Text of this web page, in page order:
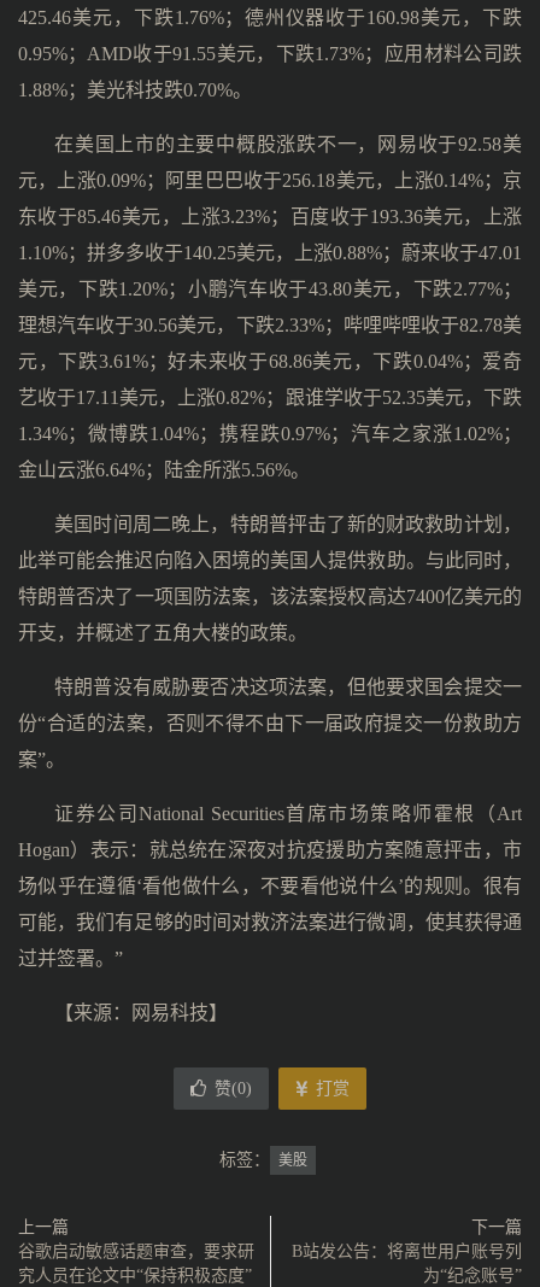
425.46美元，下跌1.76%；德州仪器收于160.98美元，下跌
0.95%；AMD收于91.55美元，下跌1.73%；应用材料公司跌
1.88%；美光科技跌0.70%。
在美国上市的主要中概股涨跌不一，网易收于92.58美
元，上涨0.09%；阿里巴巴收于256.18美元，上涨0.14%；京
东收于85.46美元，上涨3.23%；百度收于193.36美元，上涨
1.10%；拼多多收于140.25美元，上涨0.88%；蔚来收于47.01
美元，下跌1.20%；小鹏汽车收于43.80美元，下跌2.77%；
理想汽车收于30.56美元，下跌2.33%；哔哩哔哩收于82.78美
元，下跌3.61%；好未来收于68.86美元，下跌0.04%；爱奇
艺收于17.11美元，上涨0.82%；跟谁学收于52.35美元，下跌
1.34%；微博跌1.04%；携程跌0.97%；汽车之家涨1.02%；
金山云涨6.64%；陆金所涨5.56%。
美国时间周二晚上，特朗普抨击了新的财政救助计划，
此举可能会推迟向陷入困境的美国人提供救助。与此同时，
特朗普否决了一项国防法案，该法案授权高达7400亿美元的
开支，并概述了五角大楼的政策。
特朗普没有威胁要否决这项法案，但他要求国会提交一
份“合适的法案，否则不得不由下一届政府提交一份救助方
案”。
证券公司National Securities首席市场策略师霍根（Art
Hogan）表示：就总统在深夜对抗疫援助方案随意抨击，市
场似乎在遵循‘看他做什么，不要看他说什么’的规则。很有
可能，我们有足够的时间对救济法案进行微调，使其获得通
过并签署。”
【来源：网易科技】
赞(0) 打赏
标签： 美股
上一篇
谷歌启动敏感话题审查，要求研
究人员在论文中“保持积极态度”
下一篇
B站发公告：将离世用户账号列
为“纪念账号”